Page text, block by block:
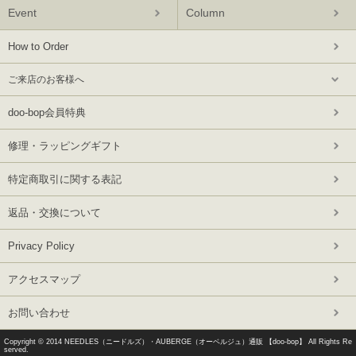
Event Column
How to Order
ご来店のお客様へ
doo-bop会員特典
修理・ラッピングギフト
特定商取引に関する表記
返品・交換について
Privacy Policy
アクセスマップ
お問い合わせ
Copyright © 2014 NEEDLES（ニードルズ）・AUBERGE（オーベルジュ）通販 【doo-bop】
All Rights Re
served.